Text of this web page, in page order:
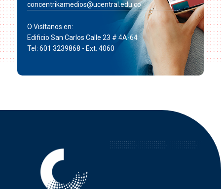
concentrikamedios@ucentral.edu.co
O Visítanos en:
Edificio San Carlos Calle 23 # 4A-64
Tel: 601 3239868 - Ext. 4060